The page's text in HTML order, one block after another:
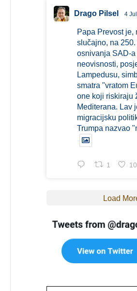
Drago Pilsel 4 Jul
Papa Prevost je,
slučajno, na
osnivanja SAD-a
neovisnosti,
Lampedusu,
smatra "vratom
one koji riskiraju
Mediterana. Lav
migracijsku
Trumpa nazvao
1 10
Load